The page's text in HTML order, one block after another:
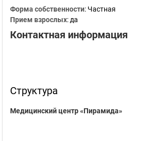
Форма собственности: Частная
Прием взрослых: да
Контактная информация
Структура
Медицинский центр «Пирамида»